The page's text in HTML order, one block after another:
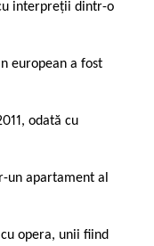
interpreții dintr-o
european a fost
odată cu
un apartament al
opera, unii fiind